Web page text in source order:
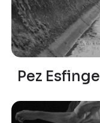
Pez Esfinge